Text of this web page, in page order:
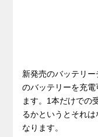
新発売のバッテリ
のバッテリーを充
ます。1本だけでの
るかというとそれ
なります。